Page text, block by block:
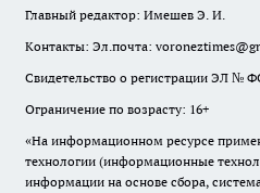
Главный редактор: Имешев Э. И.
Контакты: Эл.почта:
Свидетельство о регистрации ЭЛ №
Ограничение по возрасту: 16+
«На информационном ресурсе
технологии (информационные
информации на основе сбора,